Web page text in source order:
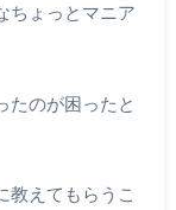
ちょっとマニア
たのが困ったと
教えてもらうこ